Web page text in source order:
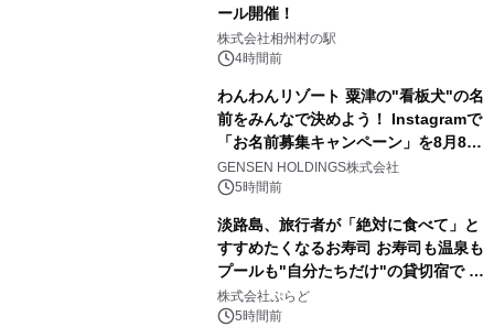
ール開催！
株式会社相州村の駅
4時間前
わんわんリゾート 粟津の"看板犬"の名
前をみんなで決めよう！ Instagramで
「お名前募集キャンペーン」を8月8日
(土)より開催
GENSEN HOLDINGS株式会社
5時間前
淡路島、旅行者が「絶対に食べて」と
すすめたくなるお寿司 お寿司も温泉も
プールも"自分たちだけ"の貸切宿で 1
日1組限定「岩屋温泉 絵島別庭 海と
森」の握り寿司プラン
株式会社ぷらど
5時間前